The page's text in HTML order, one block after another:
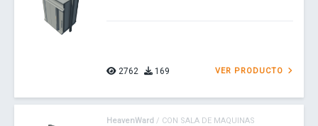
2762 169 VER PRODUCTO
HeavenWard / CON SALA DE MAQUINAS